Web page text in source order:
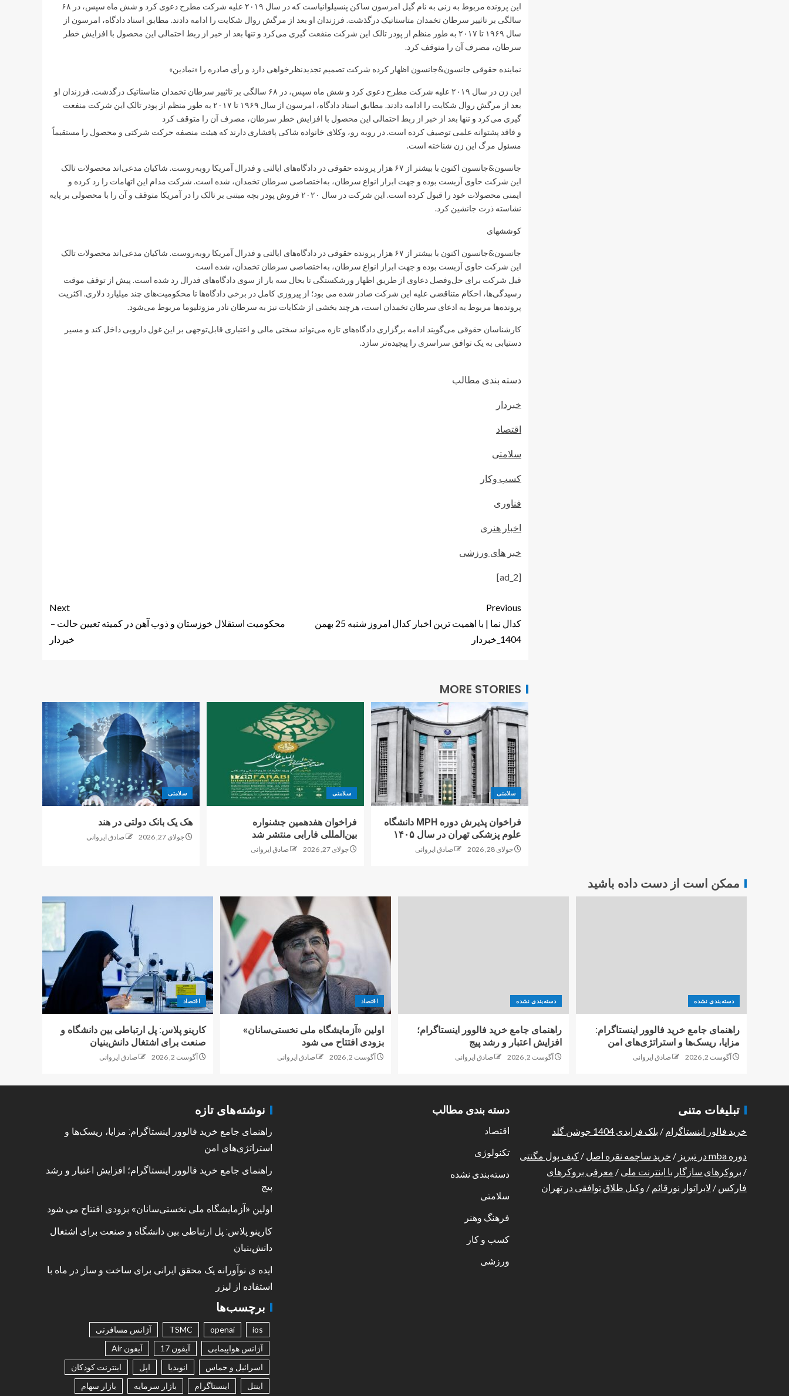
این پرونده مربوط به زنی به نام گیل امرسون ساکن پنسیلوانیاست که در سال ۲۰۱۹ علیه شرکت مطرح دعوی کرد و شش ماه سپس، در ۶۸
سالگی بر تاثییر سرطان تخمدان متاستاتیک درگذشت. فرزندان او بعد از مرگش روال شکایت را ادامه دادند. مطابق اسناد دادگاه، امرسون از
سال ۱۹۶۹ تا ۲۰۱۷ به طور منظم از پودر تالک این شرکت منفعت گیری می‌کرد و تنها بعد از خبر از ربط احتمالی این محصول با افزایش خطر
سرطان، مصرف آن را متوقف کرد.
نماینده حقوقی جانسون&جانسون اظهار کرده شرکت تصمیم تجدیدنظرخواهی دارد و رأی صادره را «نمادین»
این زن در سال ۲۰۱۹ علیه شرکت مطرح دعوی کرد و شش ماه سپس، در ۶۸ سالگی بر تاثییر سرطان تخمدان متاستاتیک درگذشت. فرزندان او
بعد از مرگش روال شکایت را ادامه دادند. مطابق اسناد دادگاه، امرسون از سال ۱۹۶۹ تا ۲۰۱۷ به طور منظم از پودر تالک این شرکت منفعت
گیری می‌کرد و تنها بعد از خبر از ربط احتمالی این محصول با افزایش خطر سرطان، مصرف آن را متوقف کرد
و فاقد پشتوانه علمی توصیف کرده است. در روبه رو، وکلای خانواده شاکی پافشاری دارند که هیئت منصفه حرکت شرکتی و محصول را مستقیماً
مسئول مرگ این زن شناخته است.
جانسون&جانسون اکنون با بیشتر از ۶۷ هزار پرونده حقوقی در دادگاه‌های ایالتی و فدرال آمریکا روبه‌روست. شاکیان مدعی‌اند محصولات تالک
این شرکت حاوی آزبست بوده و جهت ابراز انواع سرطان، به‌اختصاصی سرطان تخمدان، شده است. شرکت مدام این اتهامات را رد کرده و
ایمنی محصولات خود را قبول کرده است. این شرکت در سال ۲۰۲۰ فروش پودر بچه مبتنی بر تالک را در آمریکا متوقف و آن را با محصولی بر پایه
نشاسته ذرت جانشین کرد.
کوششهای
جانسون&جانسون اکنون با بیشتر از ۶۷ هزار پرونده حقوقی در دادگاه‌های ایالتی و فدرال آمریکا روبه‌روست. شاکیان مدعی‌اند محصولات تالک
این شرکت حاوی آزبست بوده و جهت ابراز انواع سرطان، به‌اختصاصی سرطان تخمدان، شده است
قبل شرکت برای حل‌وفصل دعاوی از طریق اظهار ورشکستگی تا بحال سه بار از سوی دادگاه‌های فدرال رد شده است. پیش از توقف موقت
رسیدگی‌ها، احکام متناقضی علیه این شرکت صادر شده می بود؛ از پیروزی کامل در برخی دادگاه‌ها تا محکومیت‌های چند میلیارد دلاری. اکثریت
پرونده‌ها مربوط به ادعای سرطان تخمدان است، هرچند بخشی از شکایات نیز به سرطان نادر مزوتلیوما مربوط می‌شود.
کارشناسان حقوقی می‌گویند ادامه برگزاری دادگاه‌های تازه می‌تواند سختی مالی و اعتباری قابل‌توجهی بر این غول دارویی داخل کند و مسیر
دستیابی به یک توافق سراسری را پیچیده‌تر سازد.
دسته بندی مطالب
خبردار
اقتصاد
سلامتی
کسب وکار
فناوری
اخبار هنری
خبر های ورزشی
[ad_2]
Previous
کدال نما | با اهمیت ترین اخبار کدال امروز شنبه 25 بهمن
1404_خبردار
Next
محکومیت استقلال خوزستان و ذوب آهن در کمیته تعیین حالت –
خبردار
MORE STORIES
سلامتی
فراخوان پذیرش دوره MPH دانشگاه
علوم پزشکی تهران در سال ۱۴۰۵
جولای 28, 2026 صادق ایروانی
سلامتی
فراخوان هفدهمین جشنواره
بین‌المللی فارابی منتشر شد
جولای 27, 2026 صادق ایروانی
سلامتی
هک یک بانک دولتی در هند
جولای 27, 2026 صادق ایروانی
ممکن است از دست داده باشید
دسته‌بندی نشده
راهنمای جامع خرید فالوور اینستاگرام:
مزایا، ریسک‌ها و استراتژی‌های امن
آگوست 2, 2026 صادق ایروانی
دسته‌بندی نشده
راهنمای جامع خرید فالوور اینستاگرام؛
افزایش اعتبار و رشد پیج
آگوست 2, 2026 صادق ایروانی
اقتصاد
اولین «آزمایشگاه ملی نخستی‌سانان»
بزودی افتتاح می شود
آگوست 2, 2026 صادق ایروانی
اقتصاد
کارینو پلاس: پل ارتباطی بین دانشگاه و
صنعت برای اشتغال دانش‌بنیان
آگوست 2, 2026 صادق ایروانی
نوشته‌های تازه
راهنمای جامع خرید فالوور اینستاگرام: مزایا، ریسک‌ها و
استراتژی‌های امن
راهنمای جامع خرید فالوور اینستاگرام؛ افزایش اعتبار و رشد
پیج
اولین «آزمایشگاه ملی نخستی‌سانان» بزودی افتتاح می شود
کارینو پلاس: پل ارتباطی بین دانشگاه و صنعت برای اشتغال
دانش‌بنیان
ایده ی نوآورانه یک محقق ایرانی برای ساخت و ساز در ماه با
استفاده از لیزر
برچسب‌ها
ios
openai
TSMC
آژانس مسافرتی
آژانس هواپیمایی
آیفون 17
آیفون Air
اسرائیل و حماس
انویدیا اپل
اینترنت کودکان
اینتل
اینستاگرام بازار سرمایه بازار سهام
دسته بندی مطالب
اقتصاد
تکنولوژی
دسته‌بندی نشده
سلامتی
فرهنگ وهنر
کسب و کار
ورزشی
تبلیغات متنی
خرید فالور اینستاگرام / بلک فرایدی 1404 جوشن گلد
دوره mba در تبریز / خرید ساچمه نقره اصل / کیف پول مگنتی
/ بروکرهای سازگار با اینترنت ملی / معرفی بروکرهای
فارکس / لابراتوار نورقائم / وکیل طلاق توافقی در تهران